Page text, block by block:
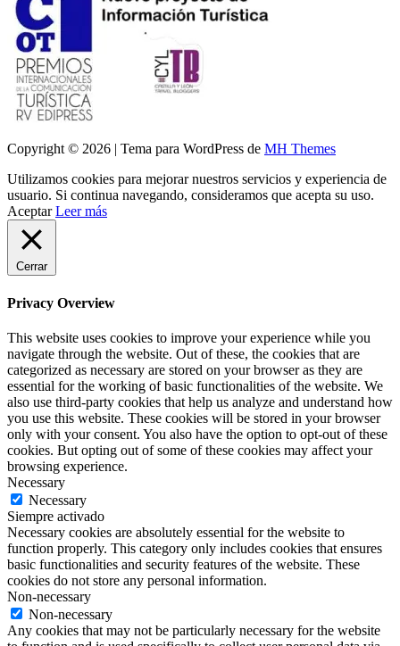
Copyright © 2026 | Tema para WordPress de MH Themes
Utilizamos cookies para mejorar nuestros servicios y experiencia de
usuario. Si continua navegando, consideramos que acepta su uso.
Aceptar Leer más
Cerrar
Privacy Overview
This website uses cookies to improve your experience while you
navigate through the website. Out of these, the cookies that are
categorized as necessary are stored on your browser as they are
essential for the working of basic functionalities of the website. We
also use third-party cookies that help us analyze and understand how
you use this website. These cookies will be stored in your browser
only with your consent. You also have the option to opt-out of these
cookies. But opting out of some of these cookies may affect your
browsing experience.
Necessary
Necessary
Siempre activado
Necessary cookies are absolutely essential for the website to
function properly. This category only includes cookies that ensures
basic functionalities and security features of the website. These
cookies do not store any personal information.
Non-necessary
Non-necessary
Any cookies that may not be particularly necessary for the website